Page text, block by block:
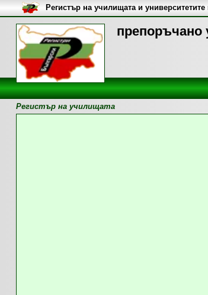
препоръчано
Регистър на училищата и
Регистър на училищата